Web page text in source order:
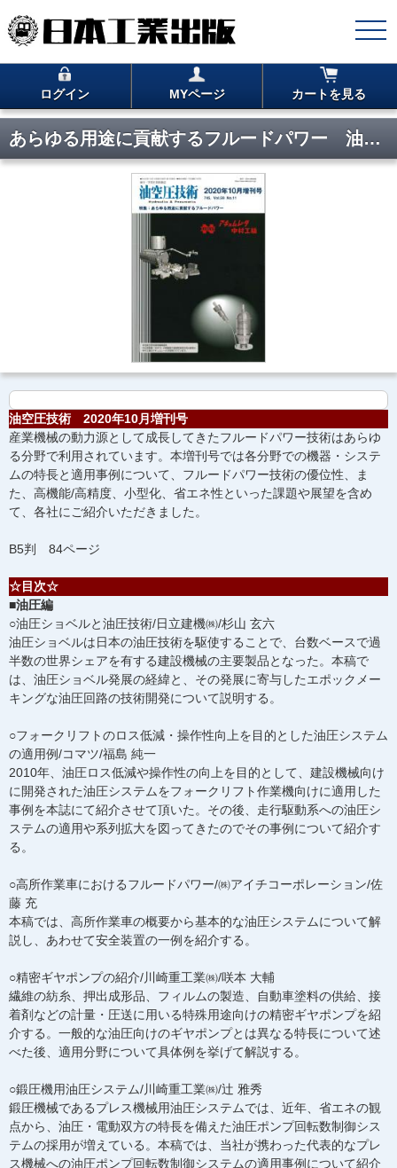
ログイン MYページ カートを見る
あらゆる用途に貢献するフルードパワー 油空圧技術 2020年10月増刊号 PDF版
油空圧技術 2020年10月増刊号
産業機械の動力源として成長してきたフルードパワー技術はあらゆ
る分野で利用されています。本増刊号では各分野での機器・システ
ムの特長と適用事例について、フルードパワー技術の優位性、ま
た、高機能/高精度、小型化、省エネ性といった課題や展望を含め
て、各社にご紹介いただきました。
B5判 84ページ
☆目次☆
■油圧編
○油圧ショベルと油圧技術/日立建機㈱/杉山 玄六
油圧ショベルは日本の油圧技術を駆使することで、台数ベースで過
半数の世界シェアを有する建設機械の主要製品となった。本稿で
は、油圧ショベル発展の経緯と、その発展に寄与したエポックメー
キングな油圧回路の技術開発について説明する。
○フォークリフトのロス低減・操作性向上を目的とした油圧システム
の適用例/コマツ/福島 純一
2010年、油圧ロス低減や操作性の向上を目的として、建設機械向け
に開発された油圧システムをフォークリフト作業機向けに適用した
事例を本誌にて紹介させて頂いた。その後、走行駆動系への油圧シ
ステムの適用や系列拡大を図ってきたのでその事例について紹介す
る。
○高所作業車におけるフルードパワー/㈱アイチコーポレーション/佐
藤 充
本稿では、高所作業車の概要から基本的な油圧システムについて解
説し、あわせて安全装置の一例を紹介する。
○精密ギヤポンプの紹介/川崎重工業㈱/咲本 大輔
繊維の紡糸、押出成形品、フィルムの製造、自動車塗料の供給、接
着剤などの計量・圧送に用いる特殊用途向けの精密ギヤポンプを紹
介する。一般的な油圧向けのギヤポンプとは異なる特長について述
べた後、適用分野について具体例を挙げて解説する。
○鍛圧機用油圧システム/川崎重工業㈱/辻 雅秀
鍛圧機械であるプレス機械用油圧システムでは、近年、省エネの観
点から、油圧・電動双方の特長を備えた油圧ポンプ回転数制御シス
テムの採用が増えている。本稿では、当社が携わった代表的なプレ
ス機械への油圧ポンプ回転数制御システムの適用事例について紹介